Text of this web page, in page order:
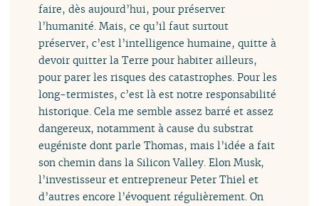
faire, dès aujourd’hui, pour préserver
l’humanité. Mais, ce qu’il faut surtout
préserver, c’est l’intelligence humaine, quitte à
devoir quitter la Terre pour habiter ailleurs,
pour parer les risques des catastrophes. Pour les
long-termistes, c’est là est notre responsabilité
historique. Cela me semble assez barré et assez
dangereux, notamment à cause du substrat
eugéniste dont parle Thomas, mais l’idée a fait
son chemin dans la Silicon Valley. Elon Musk,
l’investisseur et entrepreneur Peter Thiel et
d’autres encore l’évoquent régulièrement. On